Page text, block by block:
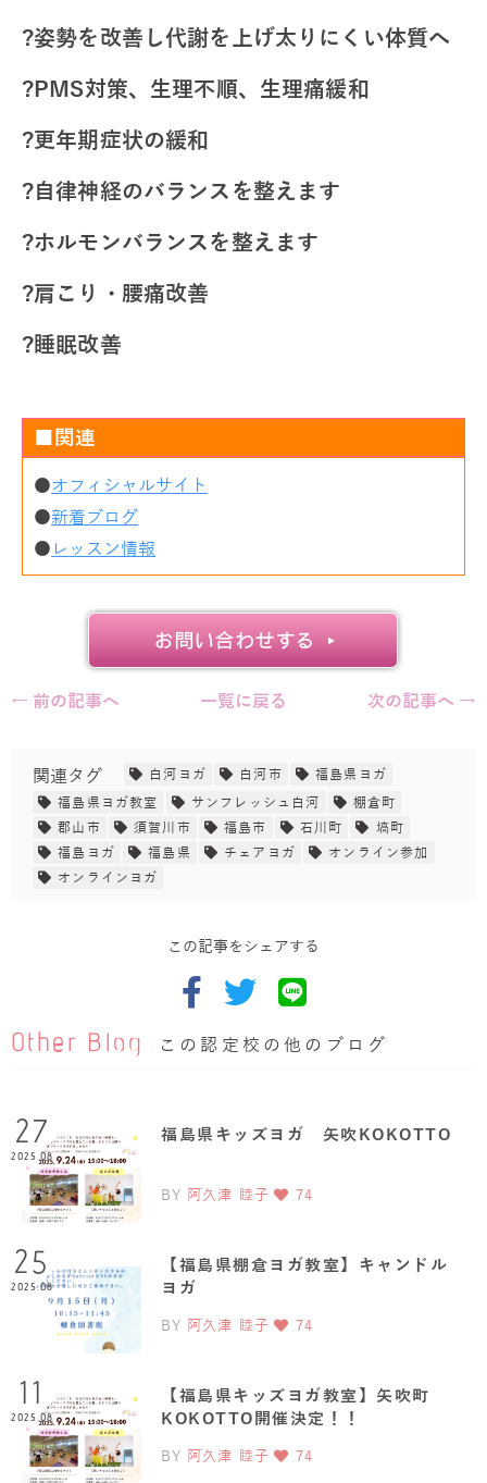
?姿勢を改善し代謝を上げ太りにくい体質へ
?PMS対策、 生理不順、生理痛緩和
?更年期症状の緩和
?自律神経のバランスを整えます
?ホルモンバランスを整えます
?肩こり・腰痛改善
?睡眠改善
■関連
●オフィシャルサイト
●新着ブログ
●レッスン情報
← 前の記事へ 一覧に戻る 次の記事へ →
関連タグ 白河ヨガ 白河市
福島県ヨガ
福島県ヨガ教室
サンフレッシュ白河
棚倉町
郡山市
須賀川市 福島市 石川町
塙町
福島ヨガ
福島県 チェアヨガ
オンライン参加
オンラインヨガ
この記事をシェアする
Other Blog この認定校の他のブログ
27
2025.08
福島県キッズヨガ 矢吹KOKOTTO
BY 阿久津 睦子 74
25
2025.08
【福島県棚倉ヨガ教室】キャンドル
ヨガ
BY 阿久津 睦子 74
11
2025.08
【福島県キッズヨガ教室】矢吹町
KOKOTTO開催決定！！
BY 阿久津 睦子 74